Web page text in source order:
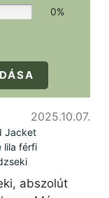
0%
2025.10.07.
Jacket
lila férfi
abszolút